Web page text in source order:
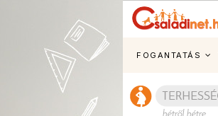
FOGANTATÁS